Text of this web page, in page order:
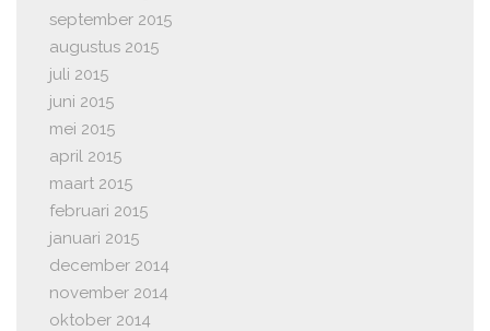
september 2015
augustus 2015
juli 2015
juni 2015
mei 2015
april 2015
maart 2015
februari 2015
januari 2015
december 2014
november 2014
oktober 2014